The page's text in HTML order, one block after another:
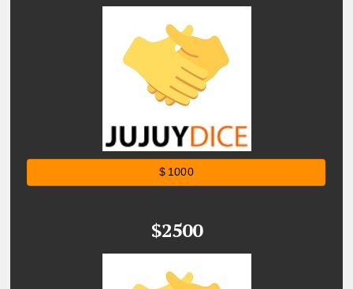
$ 1000
$2500